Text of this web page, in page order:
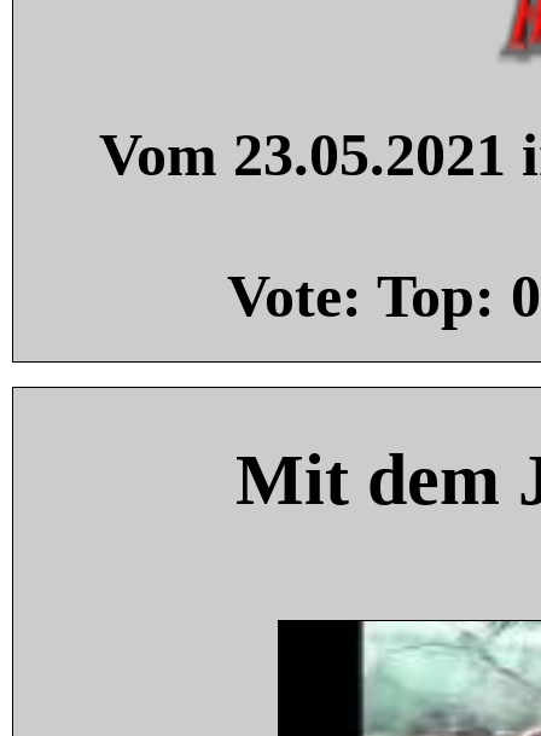
Vom
Vote: Top: 0
Mit dem